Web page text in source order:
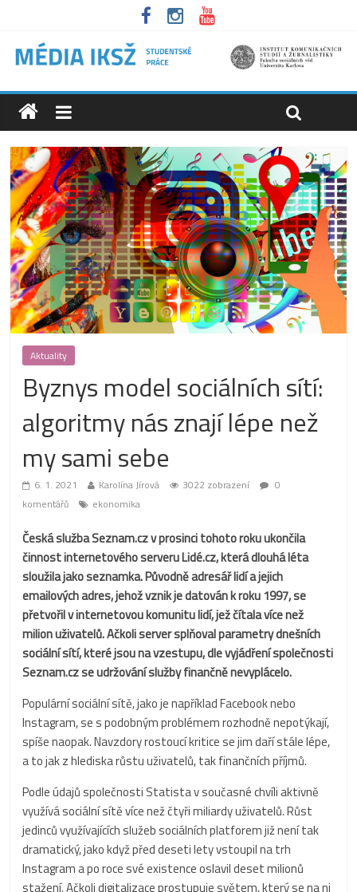
Aktuality
Byznys model sociálních sítí:
algoritmy nás znají lépe než
my sami sebe
6. 1. 2021 Karolína Jírová 3022 zobrazení
0
komentářů
ekonomika
Česká služba Seznam.cz v prosinci tohoto roku ukončila
činnost internetového serveru Lidé.cz, která dlouhá léta
sloužila jako seznamka. Původně adresář lidí a jejich
emailových adres, jehož vznik je datován k roku 1997, se
přetvořil v internetovou komunitu lidí, jež čítala více než
milion uživatelů. Ačkoli server splňoval parametry dnešních
sociální sítí, které jsou na vzestupu, dle vyjádření společnosti
Seznam.cz se udržování služby finančně nevyplácelo.
Populární sociální sítě, jako je například Facebook nebo
Instagram, se s podobným problémem rozhodně nepotýkají,
spíše naopak. Navzdory rostoucí kritice se jim daří stále lépe,
a to jak z hlediska růstu uživatelů, tak finančních příjmů.
Podle údajů společnosti Statista v současné chvíli aktivně
využívá sociální sítě více než čtyři miliardy uživatelů. Růst
jedinců využívajících služeb sociálních platforem již není tak
dramatický, jako když před deseti lety vstoupil na trh
Instagram a po roce své existence oslavil deset milionů
stažení. Ačkoli digitalizace prostupuje světem, který se na ni